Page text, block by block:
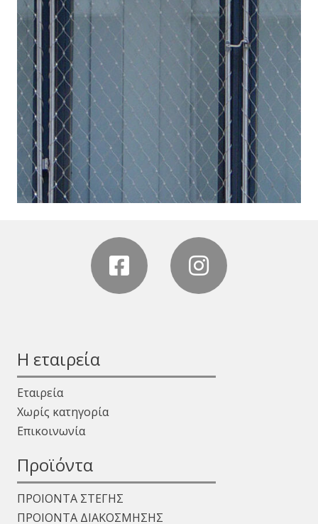
Η εταιρεία
Εταιρεία
Χωρίς κατηγορία
Επικοινωνία
Προϊόντα
ΠΡΟΙΟΝΤΑ ΣΤΕΓΗΣ
ΠΡΟΙΟΝΤΑ ΔΙΑΚΟΣΜΗΣΗΣ